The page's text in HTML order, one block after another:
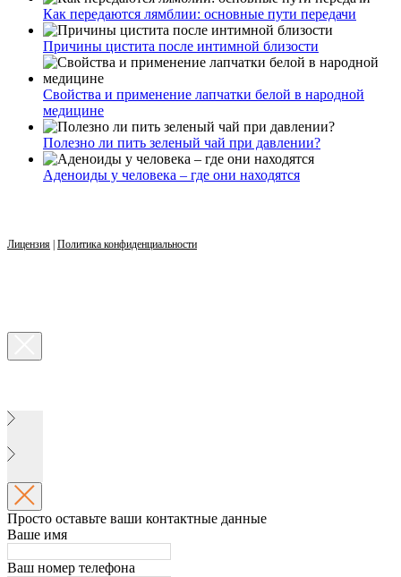
Как передаются лямблии: основные пути передачи
Причины цистита после интимной близости
Свойства и применение лапчатки белой в народной
медицине
Полезно ли пить зеленый чай при давлении?
Аденоиды у человека – где они находятся
Лицензия Политика конфиденциальности
Просто оставьте ваши контактные данные
Ваше имя
Ваш номер телефона